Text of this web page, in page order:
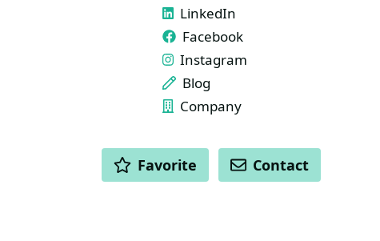
LinkedIn
Facebook
Instagram
Blog
Company
ACTIONS
Favorite Contact